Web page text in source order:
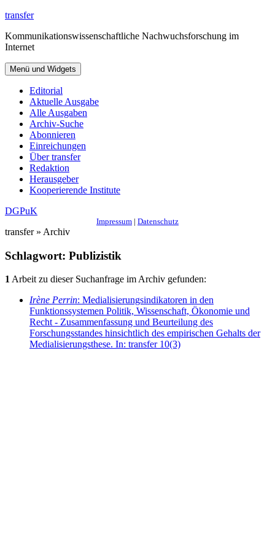
Zum
springen
transfer
Kommunikationswissenschaftliche Nachwuchsforschung im
Internet
Menü und Widgets
Editorial
Aktuelle Ausgabe
Alle Ausgaben
Archiv-Suche
Abonnieren
Einreichungen
Über transfer
Redaktion
Herausgeber
Kooperierende Institute
DGPuK
Impressum | Datenschutz
transfer » Archiv
Schlagwort: Publizistik
1Arbeit zu dieser Suchanfrage im Archiv gefunden:
Irène Perrin: Medialisierungsindikatoren in den
Funktionssystemen Politik, Wissenschaft, Ökonomie und
Recht - Zusammenfassung und Beurteilung des
Forschungsstandes hinsichtlich des empirischen Gehalts der
Medialisierungsthese. In: transfer 10(3)